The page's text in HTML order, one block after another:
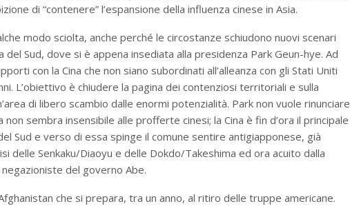
di “contenere” l’espansione della influenza cinese in Asia.
modo sciolta, anche perché le circostanze schiudono nuovi scenari
del Sud, dove si è appena insediata alla presidenza Park Geun-hye. Ad
con la Cina che non siano subordinati all’alleanza con gli Stati Uniti
L’obiettivo è chiudere la pagina dei contenziosi territoriali e sulla
di libero scambio dalle enormi potenzialità. Park non vuole rinunciare
non sembra insensibile alle profferte cinesi; la Cina è fin d’ora il principale
Sud e verso di essa spinge il comune sentire antigiapponese, già
delle Senkaku/Diaoyu e delle Dokdo/Takeshima ed ora acuito dalla
del governo Abe.
che si prepara, tra un anno, al ritiro delle truppe americane.